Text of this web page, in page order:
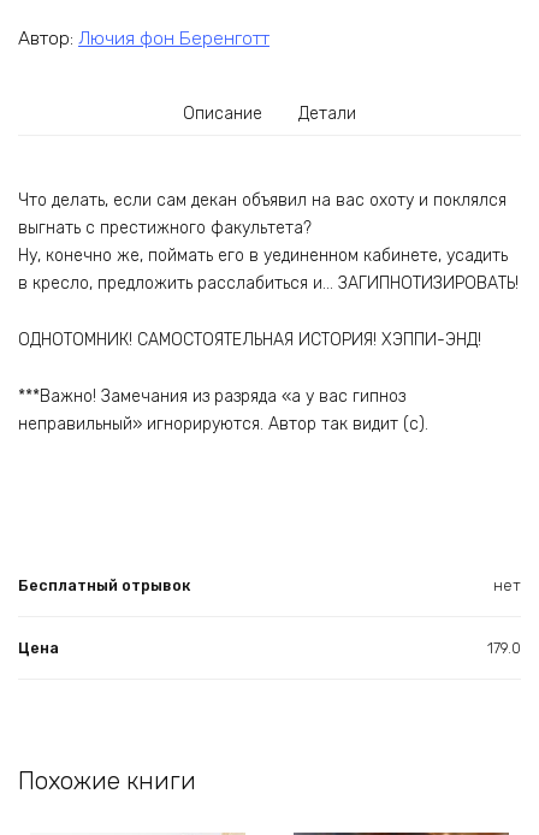
Автор: Лючия фон Беренготт
Описание Детали
Что делать, если сам декан объявил на вас охоту и поклялся
выгнать с престижного факультета?
Ну, конечно же, поймать его в уединенном кабинете, усадить
в кресло, предложить расслабиться и… ЗАГИПНОТИЗИРОВАТЬ!
ОДНОТОМНИК! САМОСТОЯТЕЛЬНАЯ ИСТОРИЯ! ХЭППИ-ЭНД!
***Важно! Замечания из разряда «а у вас гипноз
неправильный» игнорируются. Автор так видит (с).
Бесплатный отрывок нет
Цена 179.0
Похожие книги